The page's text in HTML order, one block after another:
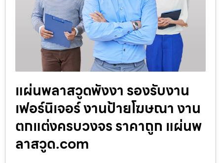
แผ่นพลาสวูดพังงา รองรับงาน
เฟอร์นิเจอร์ งานป้ายโฆษณา งาน
ตกแต่งครบวงจร ราคาถูก แผ่นพ
ลาสวูด.com